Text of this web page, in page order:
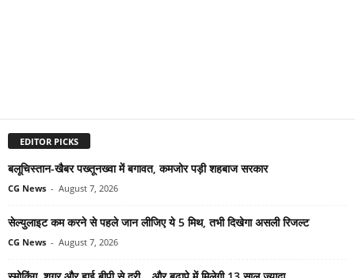
EDITOR PICKS
बलूचिस्तान-खैबर पख्तूनख्वा में बगावत, कमजोर पड़ी शहबाज सरकार
CG News - August 7, 2026
सेल्युलाइट कम करने से पहले जान लीजिए ये 5 मिथ, तभी दिखेगा असली रिजल्ट
CG News - August 7, 2026